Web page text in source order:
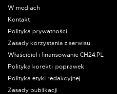
W mediach
Kontakt
Polityka prywatności
Zasady korzystania z serwisu
Właściciel i finansowanie CH24.PL
Polityka korekt i poprawek
Polityka etyki redakcyjnej
Zasady publikacji